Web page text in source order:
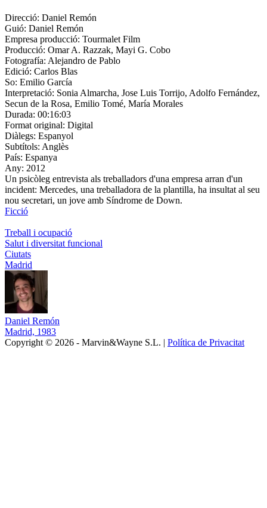
Direcció: Daniel Remón
Guió: Daniel Remón
Empresa producció: Tourmalet Film
Producció: Omar A. Razzak, Mayi G. Cobo
Fotografía: Alejandro de Pablo
Edició: Carlos Blas
So: Emilio García
Interpretació: Sonia Almarcha, Jose Luis Torrijo, Adolfo Fernández,
Secun de la Rosa, Emilio Tomé, María Morales
Durada: 00:16:03
Format original: Digital
Diàlegs: Espanyol
Subtítols: Anglès
País: Espanya
Any: 2012
Un psicòleg entrevista als treballadors d'una empresa arran d'un
incident: Mercedes, una treballadora de la plantilla, ha insultat al seu
nou secretari, un jove amb Síndrome de Down.
Ficció
Treball i ocupació
Salut i diversitat funcional
Ciutats
Madrid
Daniel Remón
Madrid, 1983
Copyright © 2026 - Marvin&Wayne S.L. | Política de Privacitat